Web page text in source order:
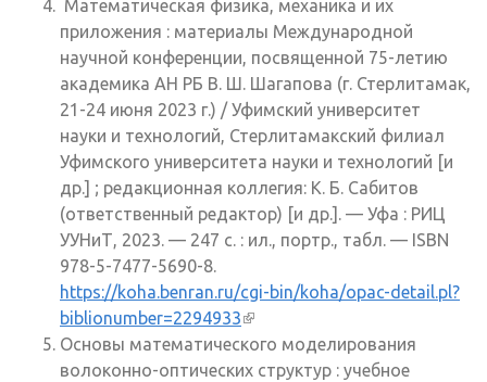
Математическая физика, механика и их
приложения : материалы Международной
научной конференции, посвященной 75-летию
академика АН РБ В. Ш. Шагапова (г. Стерлитамак,
21-24 июня 2023 г.) / Уфимский университет
науки и технологий, Стерлитамакский филиал
Уфимского университета науки и технологий [и
др.] ; редакционная коллегия: К. Б. Сабитов
(ответственный редактор) [и др.]. — Уфа : РИЦ
УУНиТ, 2023. — 247 с. : ил., портр., табл. — ISBN
978-5-7477-5690-8.
https://koha.benran.ru/cgi-bin/koha/opac-detail.pl?
biblionumber=2294933(внешняя ссылка)
Основы математического моделирования
волоконно-оптических структур : учебное